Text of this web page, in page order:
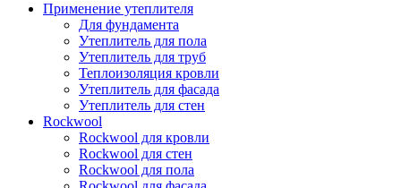
Применение утеплителя
Для фундамента
Утеплитель для пола
Утеплитель для труб
Теплоизоляция кровли
Утеплитель для фасада
Утеплитель для стен
Rockwool
Rockwool для кровли
Rockwool для стен
Rockwool для пола